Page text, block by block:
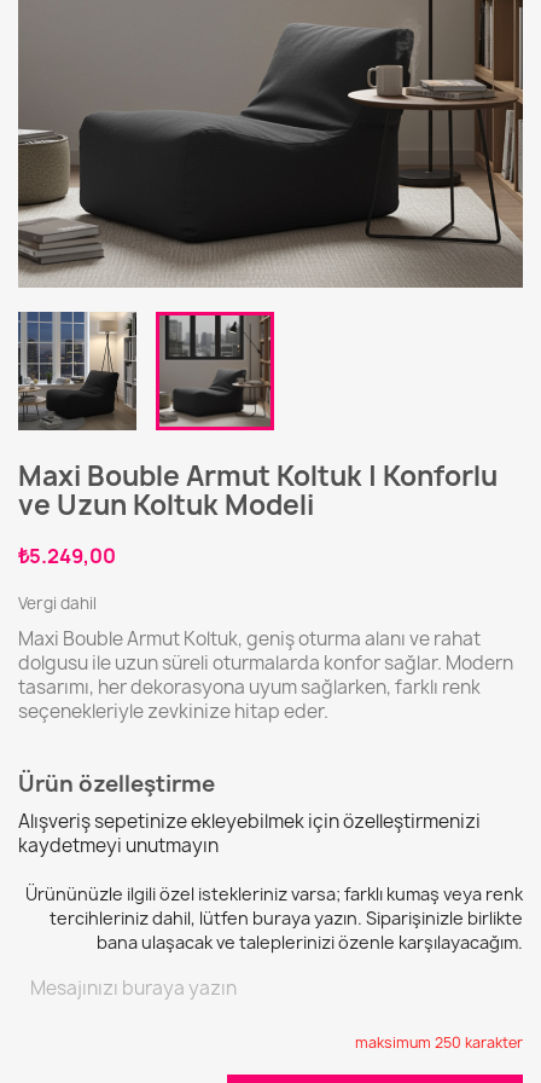
Maxi Bouble Armut Koltuk | Konforlu
ve Uzun Koltuk Modeli
₺5.249,00
Vergi dahil
Maxi Bouble Armut Koltuk, geniş oturma alanı ve rahat
dolgusu ile uzun süreli oturmalarda konfor sağlar. Modern
tasarımı, her dekorasyona uyum sağlarken, farklı renk
seçenekleriyle zevkinize hitap eder.
Ürün özelleştirme
Alışveriş sepetinize ekleyebilmek için özelleştirmenizi
kaydetmeyi unutmayın
Ürününüzle ilgili özel istekleriniz varsa; farklı kumaş veya renk
tercihleriniz dahil, lütfen buraya yazın. Siparişinizle birlikte
bana ulaşacak ve taleplerinizi özenle karşılayacağım.
maksimum 250 karakter